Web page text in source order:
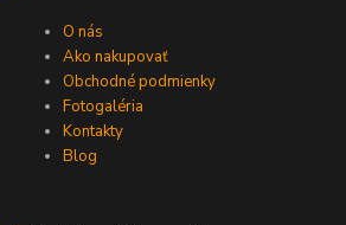
O nás
Ako nakupovať
Obchodné podmienky
Fotogaléria
Kontakty
Blog